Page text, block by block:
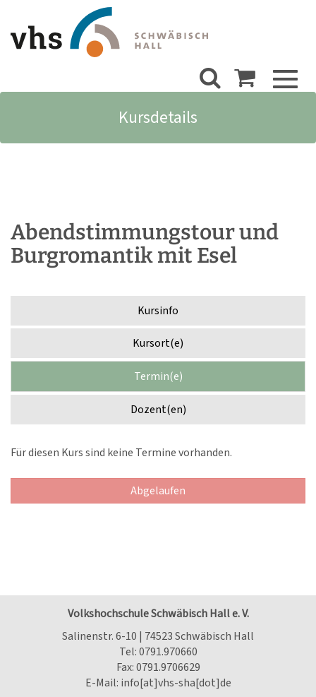
Kursdetails
Abendstimmungstour und
Burgromantik mit Esel
Kursinfo
Kursort(e)
Termin(e)
Dozent(en)
Für diesen Kurs sind keine Termine vorhanden.
Abgelaufen
Volkshochschule Schwäbisch Hall e. V.
Salinenstr. 6-10 | 74523 Schwäbisch Hall
Tel:0791.970660
Fax: 0791.9706629
E-Mail: info[at]vhs-sha[dot]de